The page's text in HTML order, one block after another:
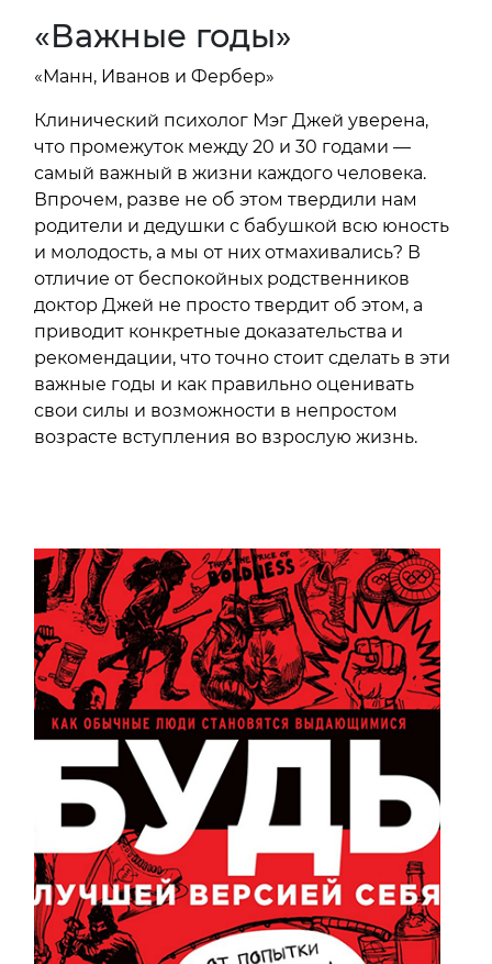
«Важные годы»
«Манн, Иванов и Фербер»
Клинический психолог Мэг Джей уверена,
что промежуток между 20 и 30 годами —
самый важный в жизни каждого человека.
Впрочем, разве не об этом твердили нам
родители и дедушки с бабушкой всю юность
и молодость, а мы от них отмахивались? В
отличие от беспокойных родственников
доктор Джей не просто твердит об этом, а
приводит конкретные доказательства и
рекомендации, что точно стоит сделать в эти
важные годы и как правильно оценивать
свои силы и возможности в непростом
возрасте вступления во взрослую жизнь.